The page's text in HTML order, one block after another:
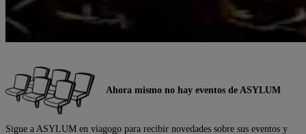
Ahora mismo no hay eventos de ASYLUM
Sigue a ASYLUM en viagogo para recibir novedades sobre sus eventos y